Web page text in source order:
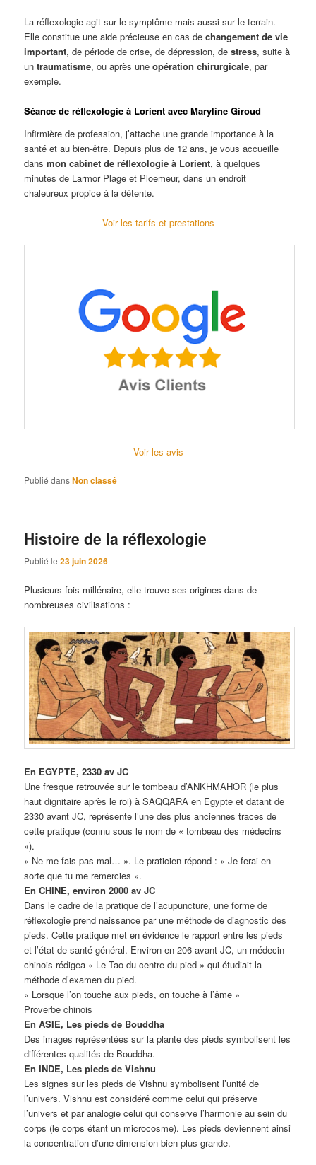
La réflexologie agit sur le symptôme mais aussi sur le terrain.
Elle constitue une aide précieuse en cas dechangement de vie
important, de période de crise, de dépression, destress, suite à
untraumatisme, ou après uneopération chirurgicale, par
exemple.
Séance de réflexologie à Lorient avec Maryline Giroud
Infirmière de profession, j’attache une grande importance à la
santé et au bien-être. Depuis plus de 12 ans, je vous accueille
dansmon cabinet de réflexologie à Lorient, à quelques
minutes de Larmor Plage et Ploemeur, dans un endroit
chaleureux propice à la détente.
Voir les tarifs et prestations
Voir les avis
Publié dansNon classé
Histoire de la réflexologie
Publié le23 juin 2026
Plusieurs fois millénaire, elle trouve ses origines dans de
nombreuses civilisations :
En EGYPTE, 2330 av JC
Une fresque retrouvée sur le tombeau d’ANKHMAHOR (le plus
haut dignitaire après le roi) à SAQQARA en Egypte et datant de
2330 avant JC, représente l’une des plus anciennes traces de
cette pratique (connu sous le nom de « tombeau des médecins
»).
« Ne me fais pas mal… ». Le praticien répond : « Je ferai en
sorte que tu me remercies ».
En CHINE, environ 2000 av JC
Dans le cadre de la pratique de l’acupuncture, une forme de
réflexologie prend naissance par une méthode de diagnostic des
pieds. Cette pratique met en évidence le rapport entre les pieds
et l’état de santé général. Environ en 206 avant JC, un médecin
chinois rédigea « Le Tao du centre du pied » qui étudiait la
méthode d’examen du pied.
« Lorsque l’on touche aux pieds, on touche à l’âme »
Proverbe chinois
En ASIE, Les pieds de Bouddha
Des images représentées sur la plante des pieds symbolisent les
différentes qualités de Bouddha.
En INDE, Les pieds de Vishnu
Les signes sur les pieds de Vishnu symbolisent l’unité de
l’univers. Vishnu est considéré comme celui qui préserve
l’univers et par analogie celui qui conserve l’harmonie au sein du
corps (le corps étant un microcosme). Les pieds deviennent ainsi
la concentration d’une dimension bien plus grande.